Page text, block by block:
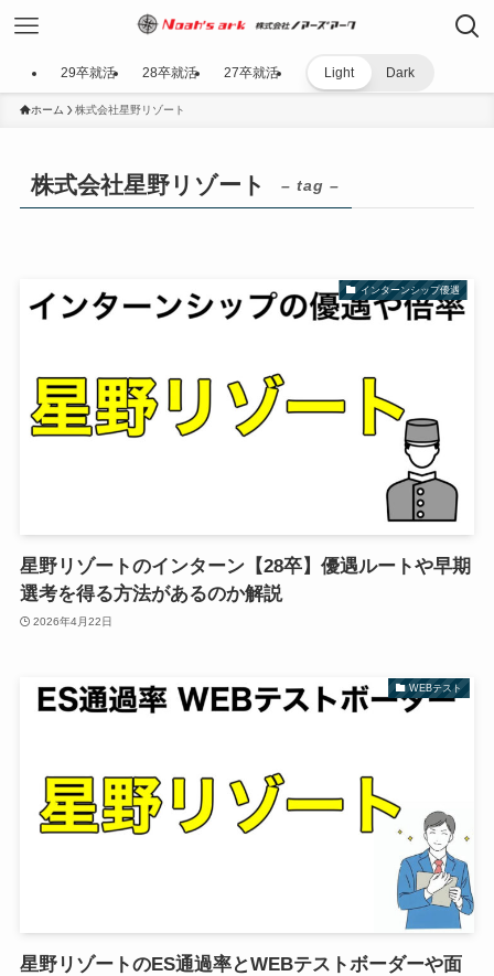
29卒就活 28卒就活 27卒就活 Light Dark
ホーム 株式会社星野リゾート
株式会社星野リゾート – tag –
インターンシップ優遇
星野リゾートのインターン【28卒】優遇ルートや早期
選考を得る方法があるのか解説
2026年4月22日
WEBテスト
星野リゾートのES通過率とWEBテストボーダーや面